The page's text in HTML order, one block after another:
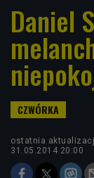
Daniel
ostatnia
31.05.2014 20:00